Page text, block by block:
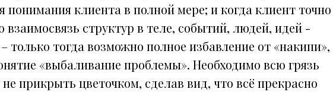
понимания клиента в полной мере; и когда клиент точно
структур в теле, событий, людей, идей -
только тогда возможно полное избавление от «накипи»,
«выбаливание проблемы». Необходимо всю грязь
прикрыть цветочком, сделав вид, что всё прекрасно